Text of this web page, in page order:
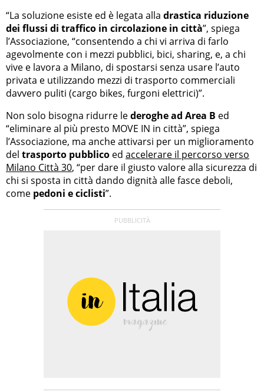
“La soluzione esiste ed è legata alla drastica riduzione
dei flussi di traffico in circolazione in città”, spiega
l’Associazione, “consentendo a chi vi arriva di farlo
agevolmente con i mezzi pubblici, bici, sharing, e, a chi
vive e lavora a Milano, di spostarsi senza usare l’auto
privata e utilizzando mezzi di trasporto commerciali
davvero puliti (cargo bikes, furgoni elettrici)”.
Non solo bisogna ridurre lederoghe ad Area B ed
“eliminare al più presto MOVE IN in città”, spiega
l’Associazione, ma anche attivarsi per un miglioramento
del trasporto pubblico ed accelerare il percorso verso
Milano Città 30, “per dare il giusto valore alla sicurezza di
chi si sposta in città dando dignità alle fasce deboli,
come pedoni e ciclisti”.